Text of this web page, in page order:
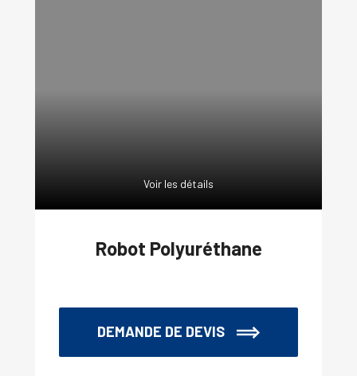
Voir les détails
Robot Polyuréthane
DEMANDE DE DEVIS